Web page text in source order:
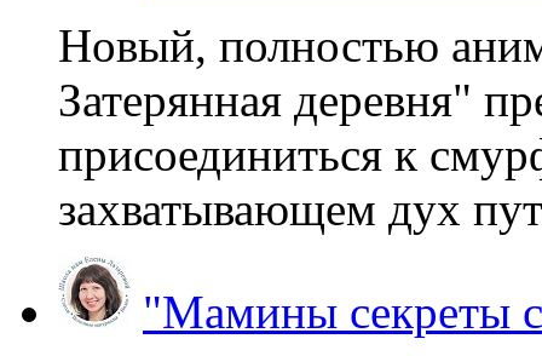
Новый, полностью
Затерянная деревня"
присоединиться к
захватывающем дух
"Мамины секреты